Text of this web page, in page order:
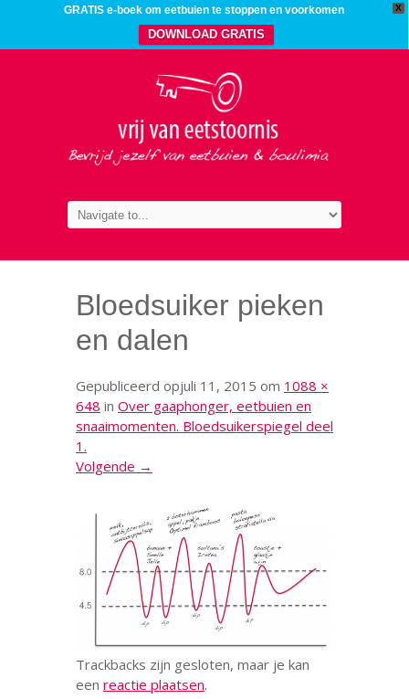
X
GRATIS e-boek om eetbuien te stoppen en voorkomen
DOWNLOAD GRATIS
Bloedsuiker pieken
en dalen
Gepubliceerd opjuli 11, 2015 om 1088 ×
648 in Over gaaphonger, eetbuien en
snaaimomenten. Bloedsuikerspiegel deel
1.
Volgende →
Trackbacks zijn gesloten, maar je kan
een reactie plaatsen.